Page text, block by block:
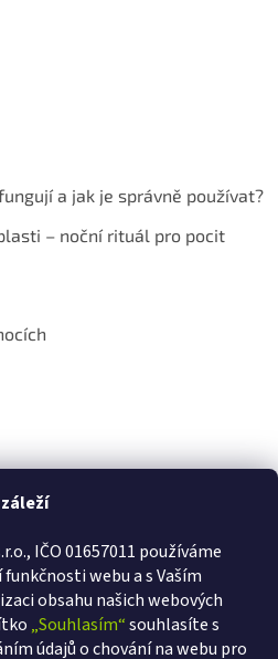
IČO 01657011 používáme
webu a s Vaším
obsahu našich webových
„Souhlasím“souhlasíte s
údajů o chování na webu pro
a jak je správně používat?
– noční rituál pro pocit